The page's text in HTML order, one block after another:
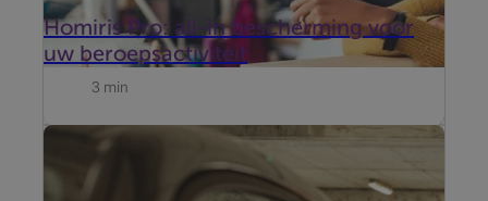
Homiris Pro: all-in bescherming voor
uw beroepsactiviteit
3 min
Of u nu werkt als zelfstandige, zaakvoerder van een
kmo of een vrij beroep uitoefent, mobiliteit is een
essentiële pijler in uw bedrijf. Een wagen kan tegelijk